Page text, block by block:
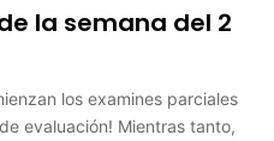
la semana del 2
los examines parciales
evaluación! Mientras tanto,